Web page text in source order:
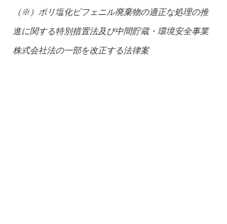
（※）ポリ塩化ビフェニル廃棄物の適正な処理の推
進に関する特別措置法及び中間貯蔵・環境安全事業
株式会社法の一部を改正する法律案